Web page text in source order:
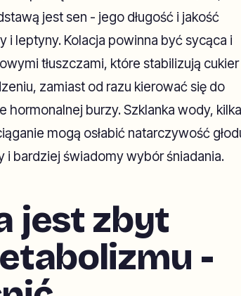
jest sen - jego długość i jakość
i leptyny. Kolacja powinna być sycąca i
tłuszczami, które stabilizują cukier
zamiast od razu kierować się do
hormonalnej burzy. Szklanka wody, kilka
mogą osłabić natarczywość
bardziej świadomy wybór śniadania.
jest zbyt
-